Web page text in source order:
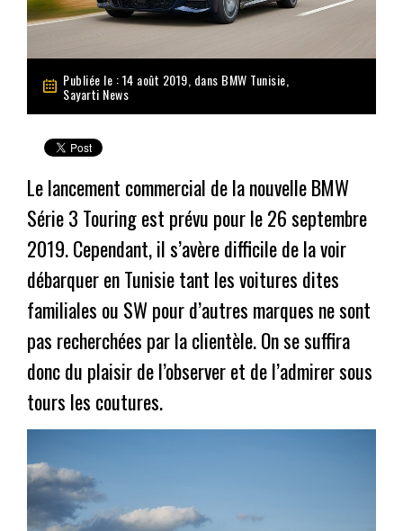
Publiée le : 14 août 2019, dans BMW Tunisie
Sayarti News
Le lancement commercial de la nouvelle BMW
Série 3 Touring est prévu pour le 26 septembre
2019. Cependant, il s’avère difficile de la voir
débarquer en Tunisie tant les voitures dites
familiales ou SW pour d’autres marques ne sont
pas recherchées par la clientèle. On se suffira
donc du plaisir de l’observer et de l’admirer sous
tours les coutures.